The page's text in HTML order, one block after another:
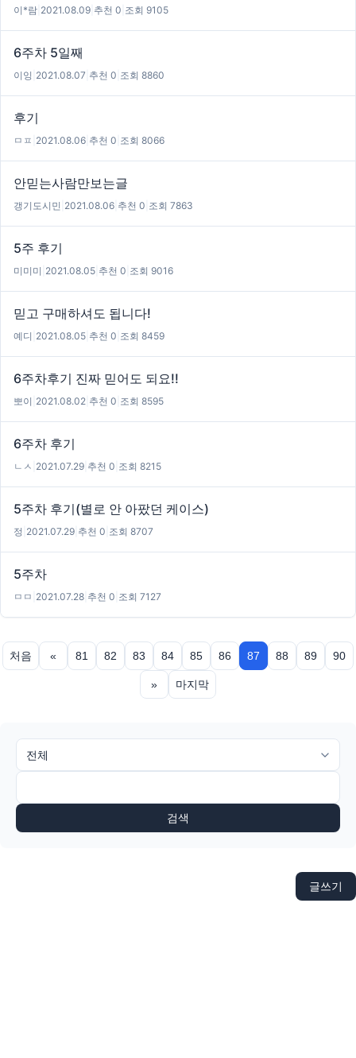
이*람 2021.08.09 추천 0 조회 9105
6주차 5일째
이잉 2021.08.07 추천 0 조회 8860
후기
ㅁㅍ 2021.08.06 추천 0 조회 8066
안믿는사람만보는글
갱기도시민 2021.08.06 추천 0 조회 7863
5주 후기
미미미 2021.08.05 추천 0 조회 9016
믿고 구매하셔도 됩니다!
예디 2021.08.05 추천 0 조회 8459
6주차후기 진짜 믿어도 되요!!
뽀이 2021.08.02 추천 0 조회 8595
6주차 후기
ㄴㅅ 2021.07.29 추천 0 조회 8215
5주차 후기(별로 안 아팠던 케이스)
정 2021.07.29 추천 0 조회 8707
5주차
ㅁㅁ 2021.07.28 추천 0 조회 7127
처음 « 81 82 83 84 85 86 87 88 89 90
» 마지막
검색
글쓰기